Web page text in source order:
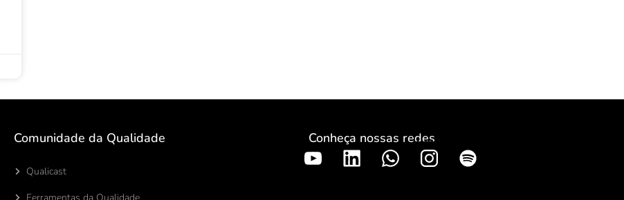
Comunidade da Qualidade
Qualicast
Conheça nossas redes
S